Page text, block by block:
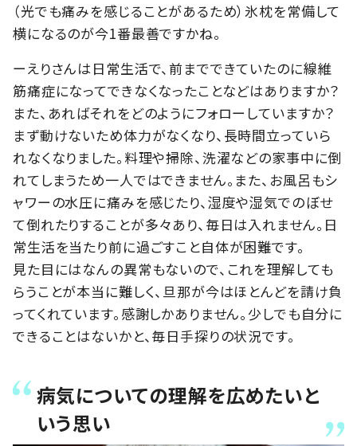
（光でも痛みを感じることがあるため）氷枕を常備して
横になるのが今1番最善ですかね。
ーえりさんは日常生活で、前までできていたのに線維
筋痛症になってできなくなったことなどはありますか？
また、あればそれをどのようにフォローしていますか？
まず動けないため体力がなくなり、長時間立っていら
れなくなりました。料理や掃除、洗濯などの家事中に倒
れてしまうため一人ではできません。また、お風呂もシ
ャワーの水圧に痛みを感じたり、湿度や湿気でのぼせ
て倒れたりすることが多々あり、毎日は入れません。日
常生活を当たり前に過ごすこと自体が困難です。
見た目にはなんの異常もないので、これを理解しても
らうことが本当に難しく、旦那が今はほとんどを請け負
ってくれています。感謝しかありません。少しでも自分に
できることはないかと、毎日手探りの状況です。
病気についての理解を広めたいと
いう思い